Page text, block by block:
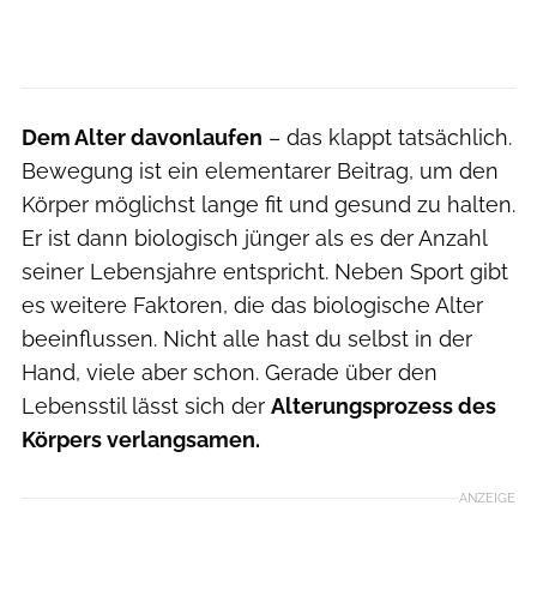
Dem Alter davonlaufen – das klappt tatsächlich.
Bewegung ist ein elementarer Beitrag, um den
Körper möglichst lange fit und gesund zu halten.
Er ist dann biologisch jünger als es der Anzahl
seiner Lebensjahre entspricht. Neben Sport gibt
es weitere Faktoren, die das biologische Alter
beeinflussen. Nicht alle hast du selbst in der
Hand, viele aber schon. Gerade über den
Lebensstil lässt sich der Alterungsprozess des
Körpers verlangsamen.
ANZEIGE